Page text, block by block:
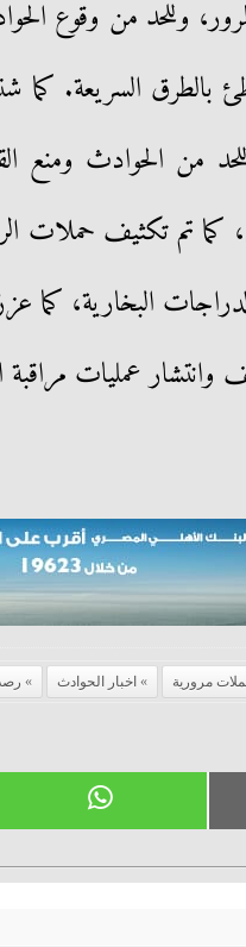
وللحد من وقوع
بالطرق السريعة.
من الحوادث ومنع
كما تم تكثيف حملات
البخارية، كما
وانتشار عمليات
مرورية اخبار الحوادث